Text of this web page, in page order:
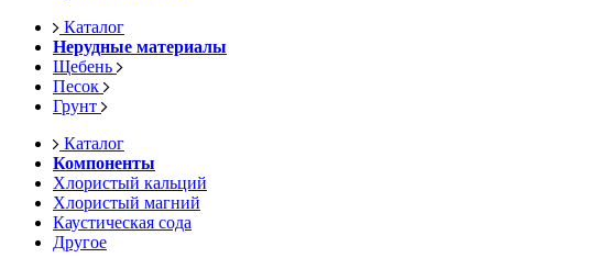
Каталог
Нерудные материалы
Щебень
Песок
Грунт
Каталог
Компоненты
Хлористый кальций
Хлористый магний
Каустическая сода
Другое